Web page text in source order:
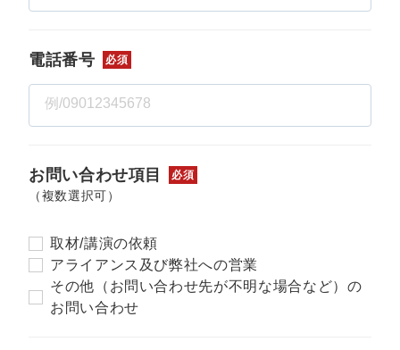
常勤監査役
内部監査室長
電話番号 必須
お問い合わせ項目 必須
（複数選択可）
取材/講演の依頼
アライアンス及び弊社への営業
その他（お問い合わせ先が不明な場合など）の
お問い合わせ